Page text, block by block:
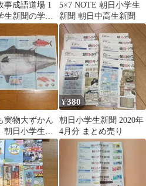
事成語道場 1
生新聞の学習
5×7 NOTE 朝日小学生
新聞 朝日中高生新聞
実物大ずかん
朝日小学生新
¥380
朝日小学生新聞 2020年
4月分 まとめ売り